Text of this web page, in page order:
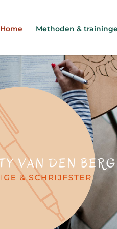
Home Methoden &